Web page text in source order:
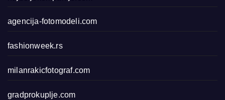
agencija-fotomodeli.com
fashionweek.rs
milanrakicfotograf.com
gradprokuplje.com